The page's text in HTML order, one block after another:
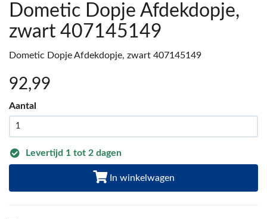
Dometic Dopje Afdekdopje,
zwart 407145149
Dometic Dopje Afdekdopje, zwart 407145149
92,99
Aantal
Levertijd 1 tot 2 dagen
In winkelwagen